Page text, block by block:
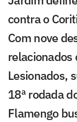
contra o
Com nove
relacionados
Lesionados,
18ª rodada
Flamengo